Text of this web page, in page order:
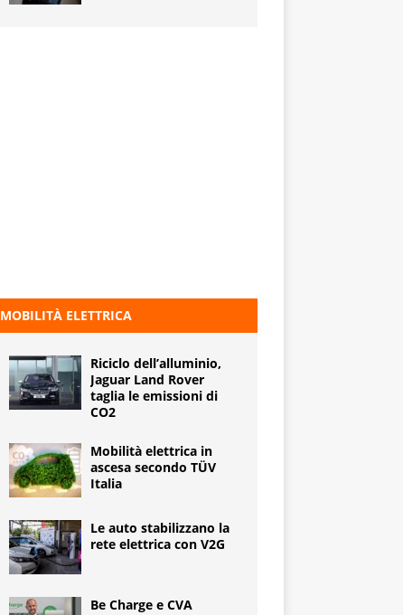
MOBILITÀ ELETTRICA
Riciclo dell’alluminio,
Jaguar Land Rover
taglia le emissioni di
CO2
Mobilità elettrica in
ascesa secondo TÜV
Italia
Le auto stabilizzano la
rete elettrica con V2G
Be Charge e CVA